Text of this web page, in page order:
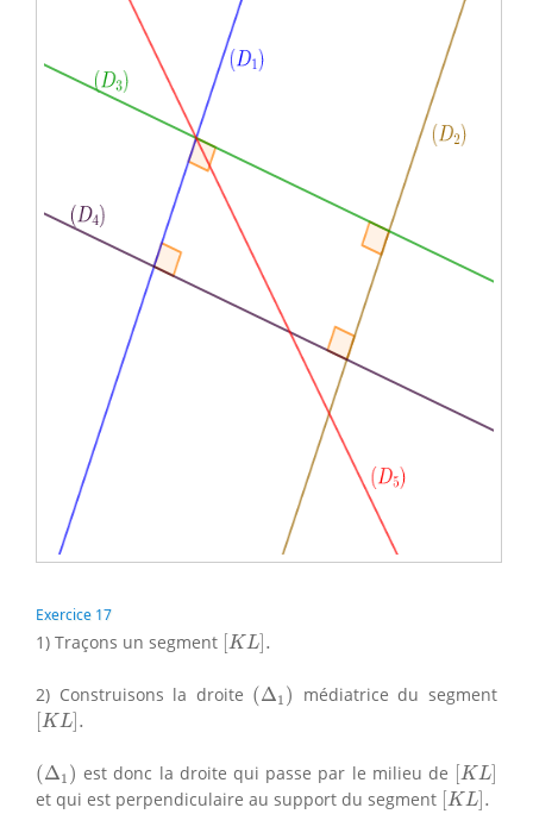
Exercice 17
1) Traçons un segment KL] .
[KL].
2) Construisons la droite (Δ1 )
(Δ1 ) médiatrice du segment
KL] .
[KL].
(Δ1 )
(Δ1 ) est donc la droite qui passe par le milieu de [KL
[KL]
et qui est perpendiculaire au support du segment KL] .
[KL].